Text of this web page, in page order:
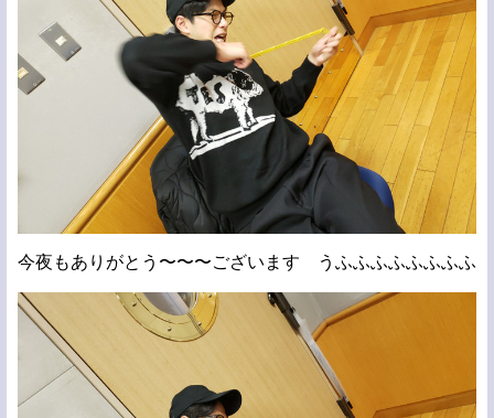
今夜もありがとう〜〜〜ございます うふふふふふふふふ